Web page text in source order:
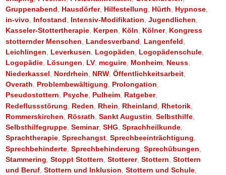
Gruppenabend
Hausdörfer, Hilfestellung Hürth Hypnose
in-vivo, Infostand, Intensiv-Modifikation, Jugendlichen,
Kasseler-Stottertherapie, Kerpen, Köln, Kölner, Kongress
stotternder Menschen
Landesverband Langenfeld
Leichlingen, Leverkusen, Logopäden, Logopädenschule,
Logopädie, Lösungen, LV, mcguire, Monheim, Neuss,
Niederkassel
Nordrhein NRW Öffentlichkeitsarbeit
Overath, Problembewältigung, Prolongation,
Pseudostottern, Psyche, Pulheim, Ratgeber,
Redeflussstörung
Reden Rhein Rheinland Rhetorik
Rommerskirchen
Rösrath Sankt Augustin Selbsthilfe
Selbsthilfegruppe, Seminar, SHG, Sprachheilkunde,
Sprachtherapie, Sprechangst, Sprechbeeinträchtigung,
Sprechbehinderte Sprechbehinderung Sprechübungen
Stammering, Stoppt Stottern, Stotterer, Stottern, Stottern
und Beruf, Stottern und Inklusion, Stottern und Schule,